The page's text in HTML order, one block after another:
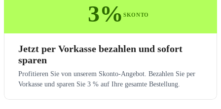
3%SKONTO
Jetzt per Vorkasse bezahlen und sofort
sparen
Profitieren Sie von unserem Skonto-Angebot. Bezahlen Sie per
Vorkasse und sparen Sie 3 % auf Ihre gesamte Bestellung.